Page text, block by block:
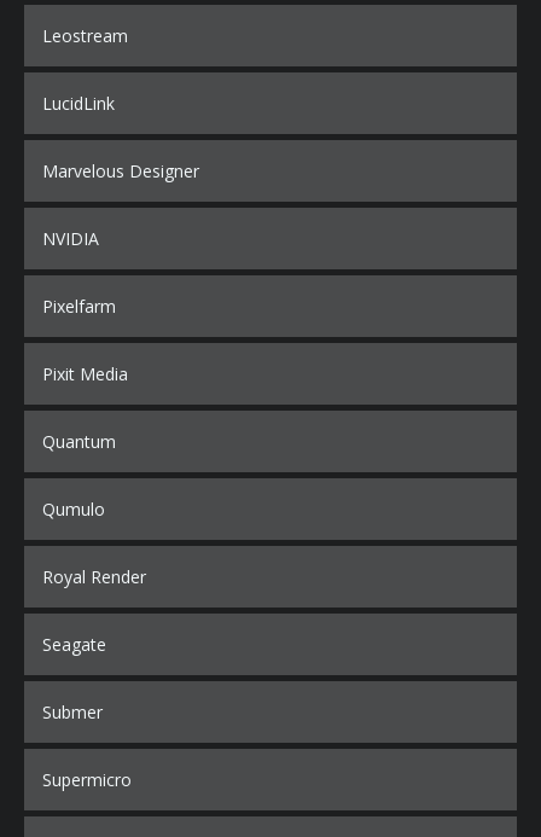
Leostream
LucidLink
Marvelous Designer
NVIDIA
Pixelfarm
Pixit Media
Quantum
Qumulo
Royal Render
Seagate
Submer
Supermicro